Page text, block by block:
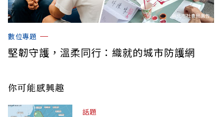
數位專題
堅韌守護，溫柔同行：織就的城市防護網
你可能感興趣
話題